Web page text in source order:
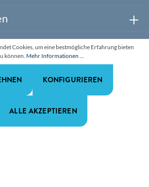
gesetzl. Mehrwertsteuer. Alle Rechte
vorbehalten.
Cookies, um eine bestmögliche Erfahrung bieten
können. Mehr Informationen ...
KONFIGURIEREN
ALLE AKZEPTIEREN